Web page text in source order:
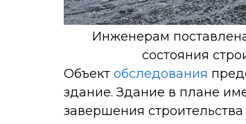
Инженерам
состояния
Объект обследования
здание. Здание в плане
завершения строительства